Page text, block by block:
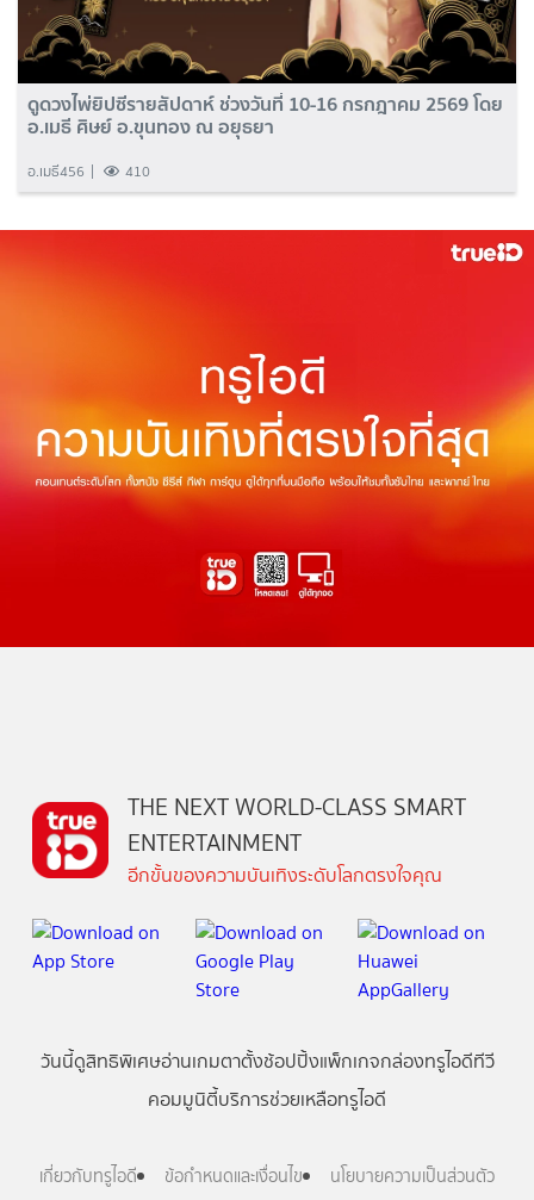
ดูดวงไพ่ยิปซีรายสัปดาห์ ช่วงวันที่ 10-16 กรกฎาคม 2569 โดย
อ.เมธี ศิษย์ อ.ขุนทอง ณ อยุธยา
อ.เมธี456 410
THE NEXT WORLD-CLASS SMART
ENTERTAINMENT
อีกขั้นของความบันเทิงระดับโลกตรงใจคุณ
วันนี้ดูสิทธิพิเศษอ่านเกมตาตั้งช้อปปิ้งแพ็กเกจกล่องทรูไอดีทีวี
คอมมูนิตี้บริการช่วยเหลือทรูไอดี
เกี่ยวกับทรูไอดี ข้อกำหนดและเงื่อนไข นโยบายความเป็นส่วนตัว